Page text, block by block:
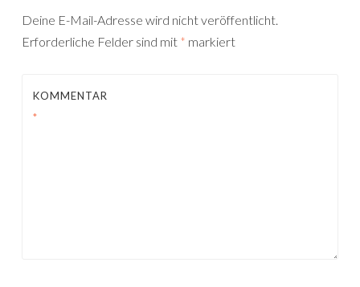
Deine E-Mail-Adresse wird nicht veröffentlicht.
Erforderliche Felder sind mit * markiert
KOMMENTAR
*